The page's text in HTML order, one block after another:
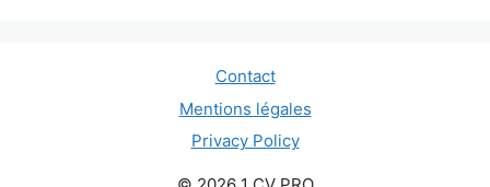
Contact
Mentions légales
Privacy Policy